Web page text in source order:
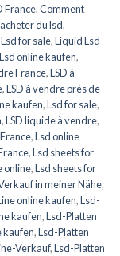
France,Comment
du lsd,
for sale,Liquid Lsd
online kaufen,
France,LSD à
,LSD à vendre près de
kaufen,Lsd for sale,
,LSD liquide à vendre,
,Lsd online
,Lsd sheets for
online,Lsd sheets for
in meiner Nähe,
online kaufen,Lsd-
kaufen,Lsd-Platten
kaufen,Lsd-Platten
Verkauf,Lsd-Platten